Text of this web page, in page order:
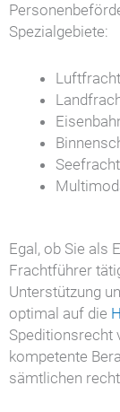
Spezialgebiete:
Egal, ob Sie als
Frachtführer
Unterstützung
optimal auf die
Speditionsrecht
kompetente
sämtlichen